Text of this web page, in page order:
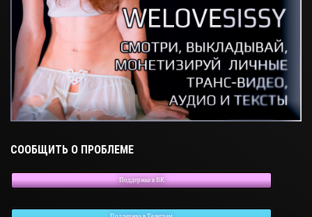
СООБЩИТЬ О ПРОБЛЕМЕ
Поддержка в ВК